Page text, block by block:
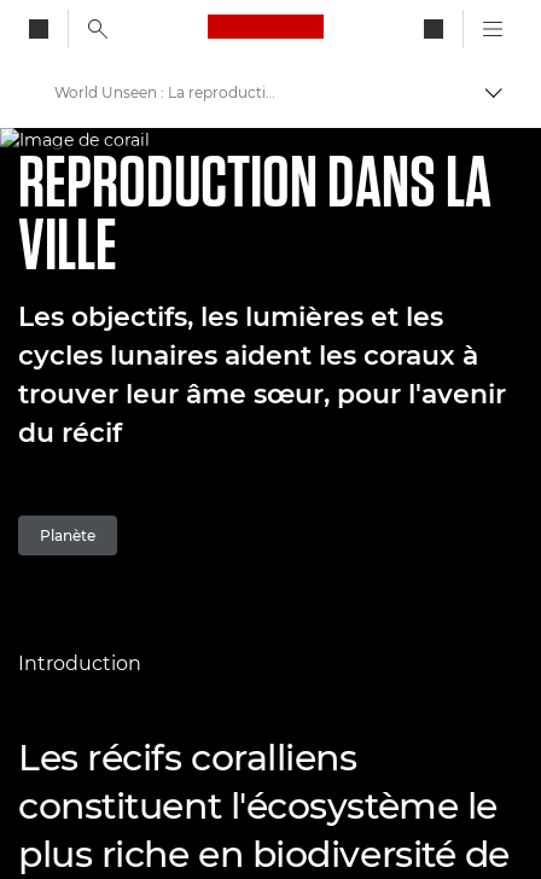
Canon Logo, back to
Canon
Bienvenue dans VIEW
World Unseen : La reproduction des coraux commence | Série de Canon sur la restauration des récifs
REPRODUCTION DANS LA
VILLE
Les objectifs, les lumières et les
cycles lunaires aident les coraux à
trouver leur âme sœur, pour l'avenir
du récif
Planète
Introduction
Les récifs coralliens
constituent l'écosystème le
plus riche en biodiversité de